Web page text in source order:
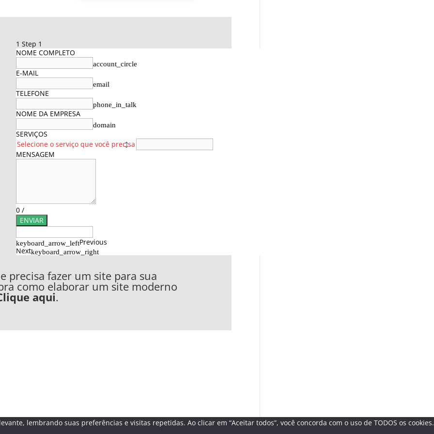
1 Step 1
NOME COMPLETO
account_circle
E-MAIL
email
TELEFONE
phone_in_talk
NOME DA EMPRESA
domain
SERVIÇOS
MENSAGEM
0/
ENVIAR
keyboard_arrow_leftPrevious
Nextkeyboard_arrow_right
precisa fazer um site para sua
como elaborar um site moderno
aqui.
lembrando suas preferências e visitas repetidas. Ao clicar em “Aceitar todos”, você concorda com o uso de TODOS os cookies.